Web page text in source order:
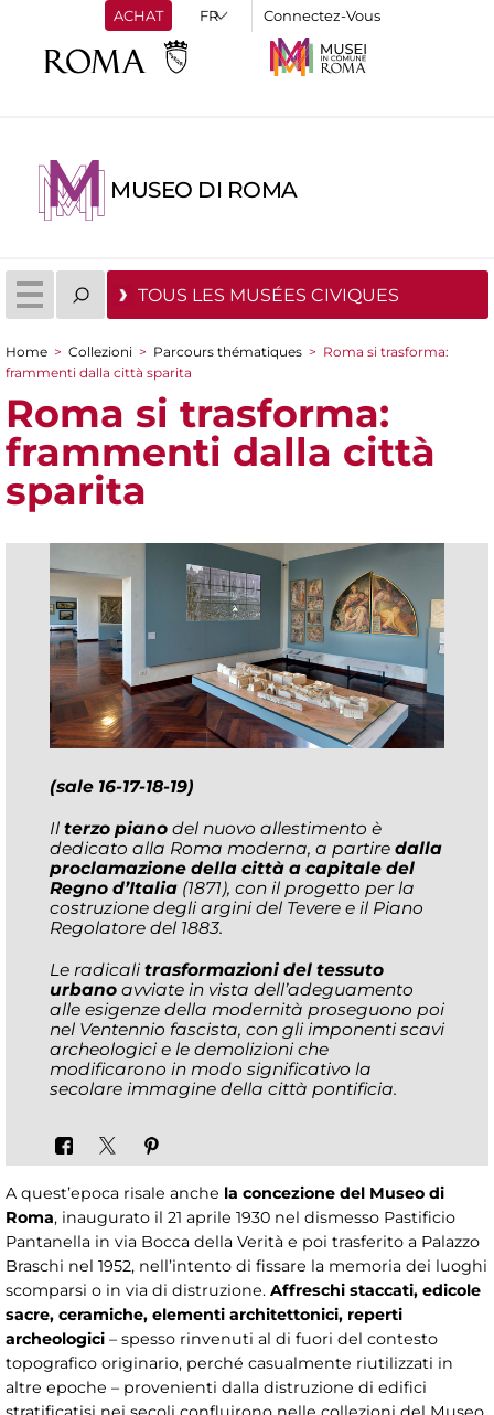
ACHAT Connectez-Vous
MUSEO DI ROMA
TOUS LES MUSÉES CIVIQUES
You are here
Home > Collezioni > Parcours thématiques > Roma si trasforma:
frammenti dalla città sparita
Roma si trasforma:
frammenti dalla città
sparita
(sale 16-17-18-19)
Il terzo piano del nuovo allestimento è
dedicato alla Roma moderna, a partire dalla
proclamazione della città a capitale del
Regno d’Italia (1871), con il progetto per la
costruzione degli argini del Tevere e il Piano
Regolatore del 1883.
Le radicali trasformazioni del tessuto
urbano avviate in vista dell’adeguamento
alle esigenze della modernità proseguono poi
nel Ventennio fascista, con gli imponenti scavi
archeologici e le demolizioni che
modificarono in modo significativo la
secolare immagine della città pontificia.
A quest’epoca risale anche la concezione del Museo di
Roma, inaugurato il 21 aprile 1930 nel dismesso Pastificio
Pantanella in via Bocca della Verità e poi trasferito a Palazzo
Braschi nel 1952, nell’intento di fissare la memoria dei luoghi
scomparsi o in via di distruzione. Affreschi staccati, edicole
sacre, ceramiche, elementi architettonici, reperti
archeologici – spesso rinvenuti al di fuori del contesto
topografico originario, perché casualmente riutilizzati in
altre epoche – provenienti dalla distruzione di edifici